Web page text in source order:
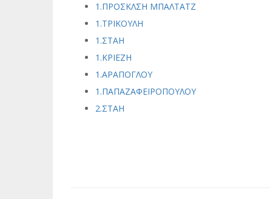
1.ΠΡΟΣΚΛΣΗ ΜΠΑΛΤΑΤΖ
1.ΤΡΙΚΟΥΛΗ
1.ΣΤΑΗ
1.ΚΡΙΕΖΗ
1.ΑΡΑΠΟΓΛΟΥ
1.ΠΑΠΑΖΑΦΕΙΡΟΠΟΥΛΟΥ
2.ΣΤΑΗ